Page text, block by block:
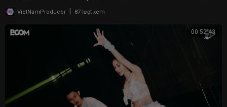
VietNamProducer 87 lượt xem
00:52:43